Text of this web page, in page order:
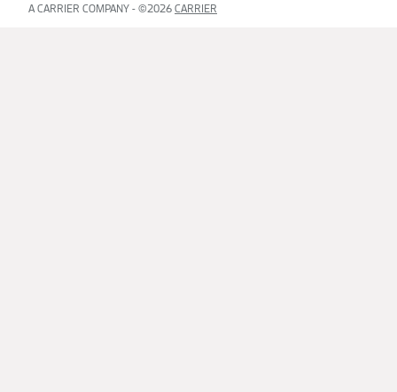
A CARRIER COMPANY - ©2026 CARRIER